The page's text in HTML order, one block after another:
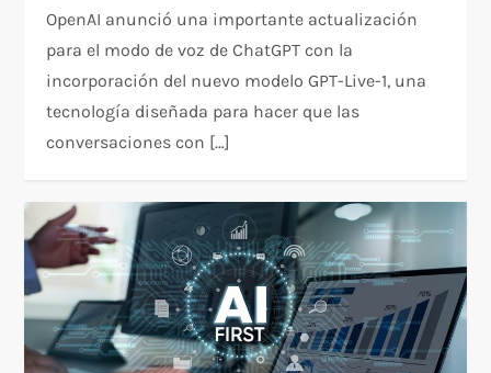
OpenAI anunció una importante actualización
para el modo de voz de ChatGPT con la
incorporación del nuevo modelo GPT-Live-1, una
tecnología diseñada para hacer que las
conversaciones con […]